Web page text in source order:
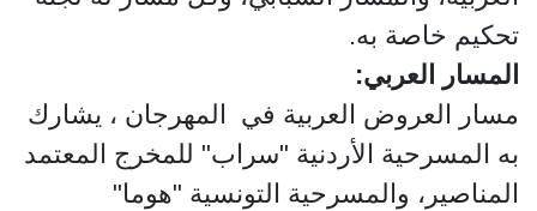
تحكيم خاصة به.
المسار العربي:
مسار العروض العربية في المهرجان ، يشارك
به المسرحية الأردنية "سراب" للمخرج المعتمد
المناصير، والمسرحية التونسية "هوما"